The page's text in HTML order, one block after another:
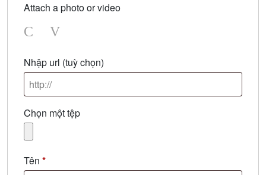
Attach a photo or video
Photo
Nhập url (tuỳ chọn)
Chọn một tệp
Tên *